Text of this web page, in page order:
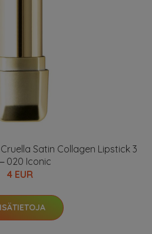
Satin Collagen Lipstick 3
020 Iconic
4 EUR